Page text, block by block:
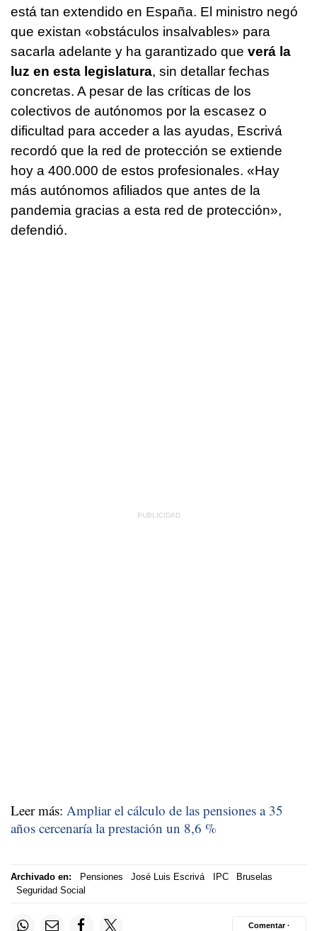
está tan extendido en España. El ministro negó
que existan «obstáculos insalvables» para
sacarla adelante y ha garantizado que verá la
luz en esta legislatura, sin detallar fechas
concretas. A pesar de las críticas de los
colectivos de autónomos por la escasez o
dificultad para acceder a las ayudas, Escrivá
recordó que la red de protección se extiende
hoy a 400.000 de estos profesionales. «Hay
más autónomos afiliados que antes de la
pandemia gracias a esta red de protección»,
defendió.
Leer más: Ampliar el cálculo de las pensiones a 35
años cercenaría la prestación un 8,6 %
Archivado en: Pensiones José Luis Escrivá IPC
Bruselas
Seguridad Social
Comentar ·